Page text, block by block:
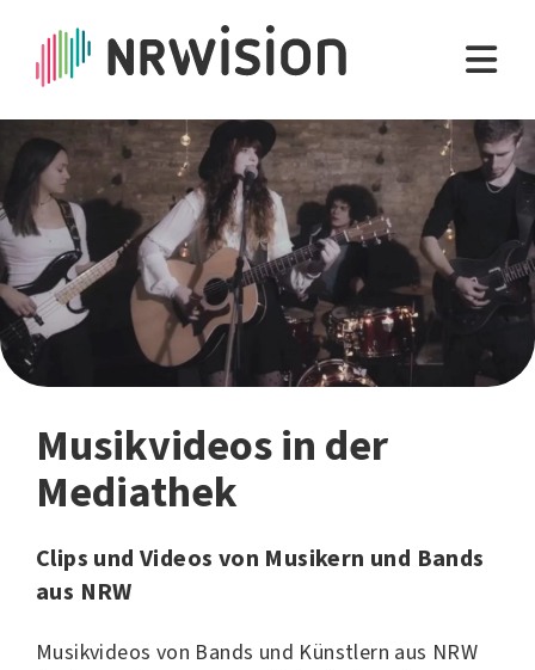
Musikvideos in der
Mediathek
Clips und Videos von Musikern und Bands
aus NRW
Musikvideos von Bands und Künstlern aus NRW